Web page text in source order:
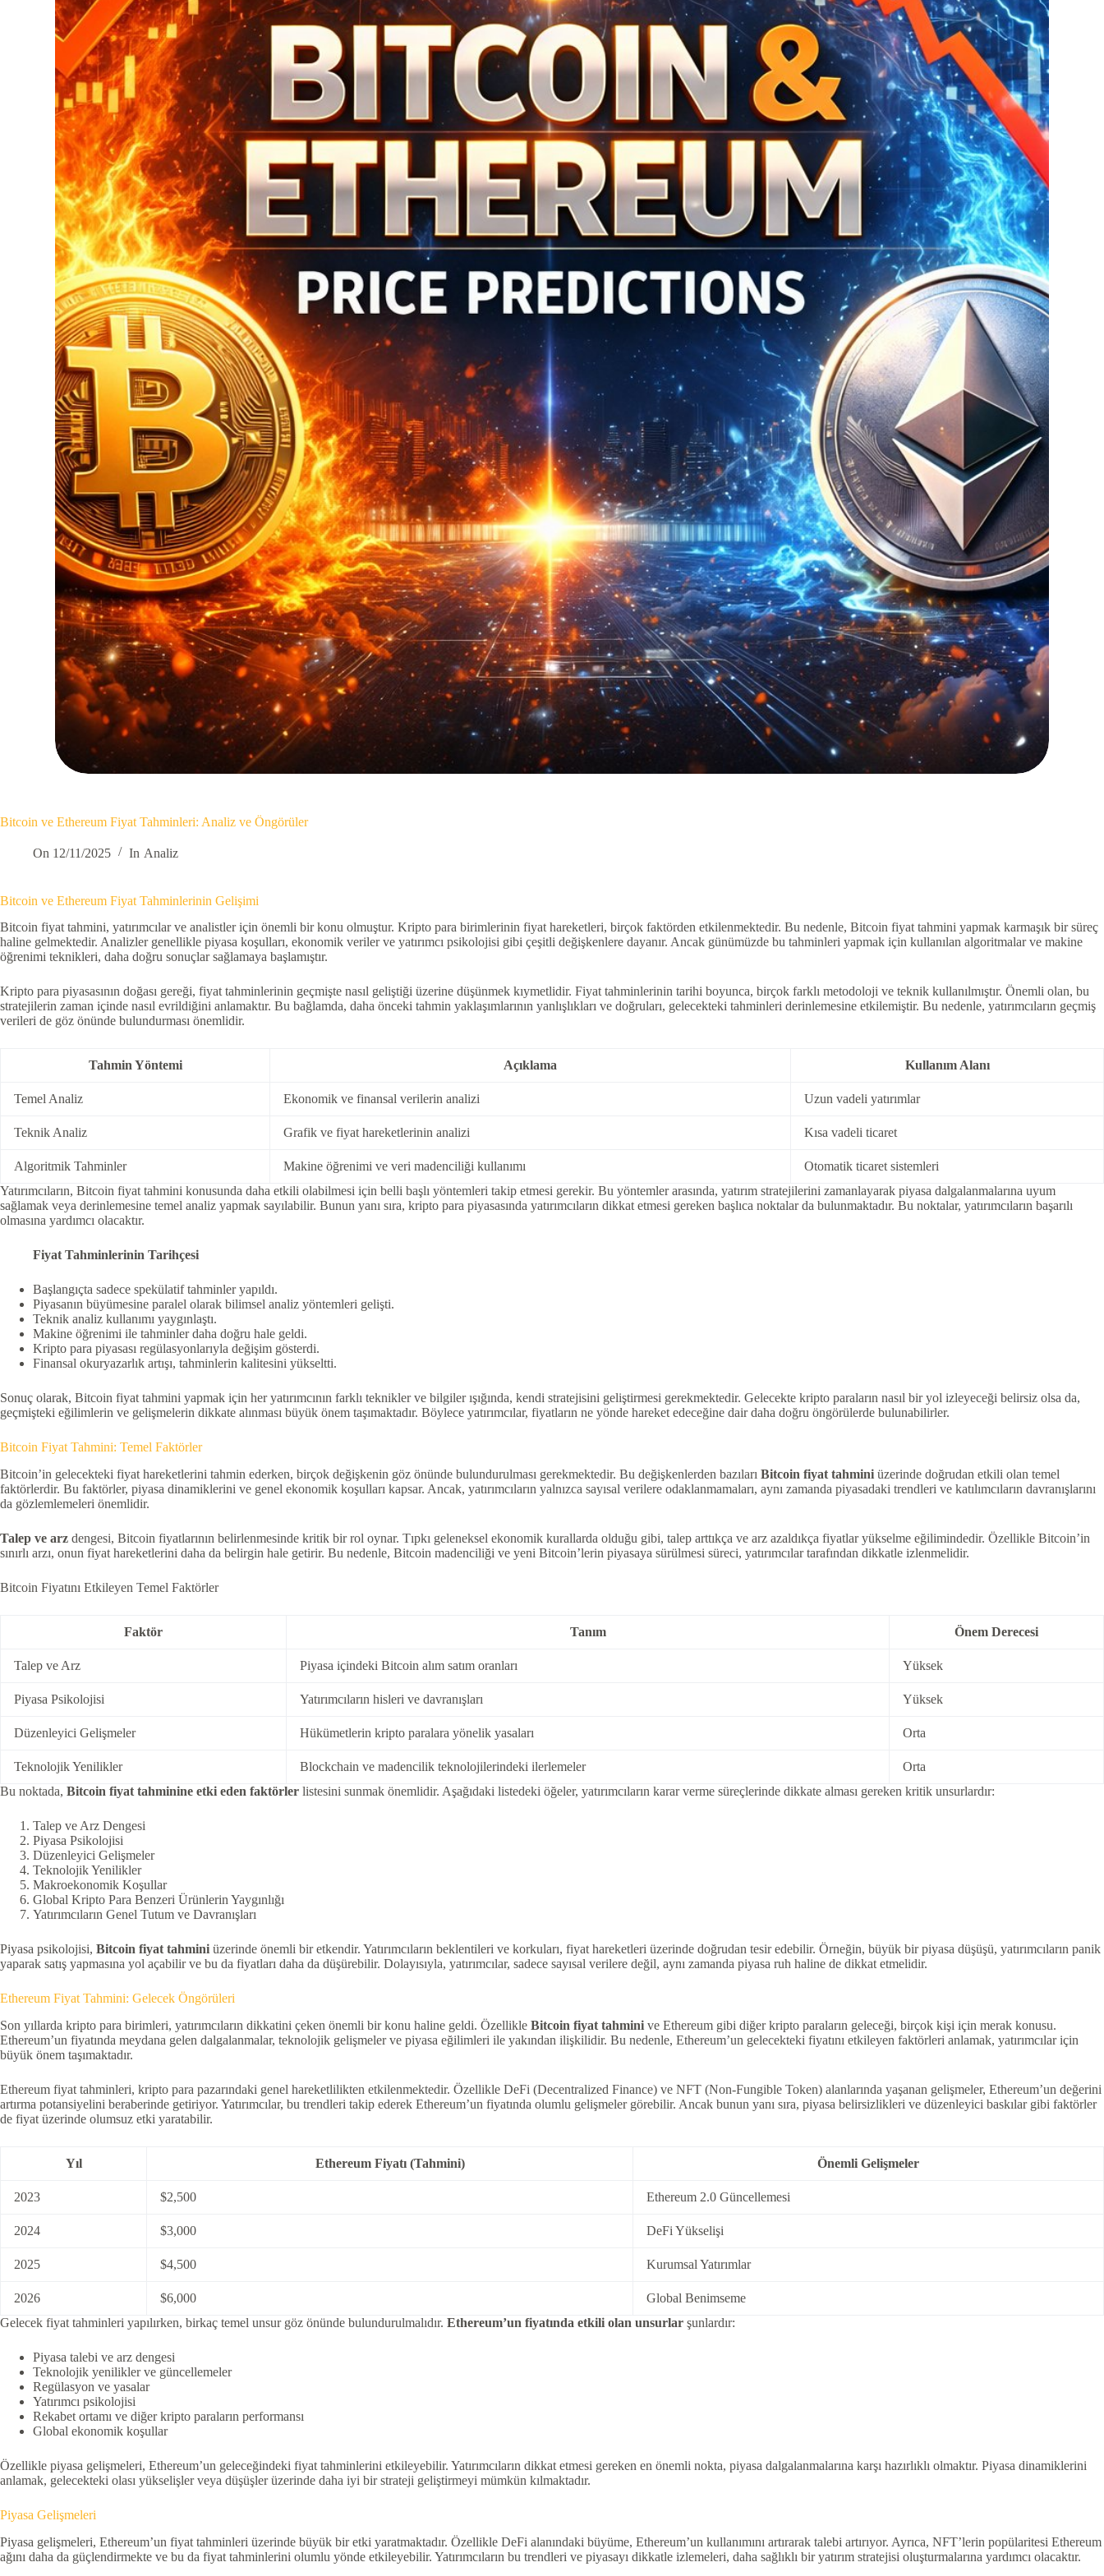
Bitcoin ve Ethereum Fiyat Tahminleri: Analiz ve Öngörüler
On 12/11/2025 In Analiz
Bitcoin ve Ethereum Fiyat Tahminlerinin Gelişimi
Bitcoin fiyat tahmini, yatırımcılar ve analistler için önemli bir konu olmuştur. Kripto para birimlerinin fiyat hareketleri, birçok faktörden etkilenmektedir. Bu nedenle, Bitcoin fiyat tahmini yapmak karmaşık bir süreç
haline gelmektedir. Analizler genellikle piyasa koşulları, ekonomik veriler ve yatırımcı psikolojisi gibi çeşitli değişkenlere dayanır. Ancak günümüzde bu tahminleri yapmak için kullanılan algoritmalar ve makine
öğrenimi teknikleri, daha doğru sonuçlar sağlamaya başlamıştır.
Kripto para piyasasının doğası gereği, fiyat tahminlerinin geçmişte nasıl geliştiği üzerine düşünmek kıymetlidir. Fiyat tahminlerinin tarihi boyunca, birçok farklı metodoloji ve teknik kullanılmıştır. Önemli olan, bu
stratejilerin zaman içinde nasıl evrildiğini anlamaktır. Bu bağlamda, daha önceki tahmin yaklaşımlarının yanlışlıkları ve doğruları, gelecekteki tahminleri derinlemesine etkilemiştir. Bu nedenle, yatırımcıların geçmiş
verileri de göz önünde bulundurması önemlidir.
Tahmin Yöntemi Açıklama Kullanım Alanı
Temel Analiz Ekonomik ve finansal verilerin analizi Uzun vadeli yatırımlar
Teknik Analiz Grafik ve fiyat hareketlerinin analizi Kısa vadeli ticaret
Algoritmik Tahminler Makine öğrenimi ve veri madenciliği kullanımı
Otomatik ticaret sistemleri
Yatırımcıların, Bitcoin fiyat tahmini konusunda daha etkili olabilmesi için belli başlı yöntemleri takip etmesi gerekir. Bu yöntemler arasında, yatırım stratejilerini zamanlayarak piyasa dalgalanmalarına uyum
sağlamak veya derinlemesine temel analiz yapmak sayılabilir. Bunun yanı sıra, kripto para piyasasında yatırımcıların dikkat etmesi gereken başlıca noktalar da bulunmaktadır. Bu noktalar, yatırımcıların başarılı
olmasına yardımcı olacaktır.
Fiyat Tahminlerinin Tarihçesi
Başlangıçta sadece spekülatif tahminler yapıldı.
Piyasanın büyümesine paralel olarak bilimsel analiz yöntemleri gelişti.
Teknik analiz kullanımı yaygınlaştı.
Makine öğrenimi ile tahminler daha doğru hale geldi.
Kripto para piyasası regülasyonlarıyla değişim gösterdi.
Finansal okuryazarlık artışı, tahminlerin kalitesini yükseltti.
Sonuç olarak, Bitcoin fiyat tahmini yapmak için her yatırımcının farklı teknikler ve bilgiler ışığında, kendi stratejisini geliştirmesi gerekmektedir. Gelecekte kripto paraların nasıl bir yol izleyeceği belirsiz olsa da,
geçmişteki eğilimlerin ve gelişmelerin dikkate alınması büyük önem taşımaktadır. Böylece yatırımcılar, fiyatların ne yönde hareket edeceğine dair daha doğru öngörülerde bulunabilirler.
Bitcoin Fiyat Tahmini: Temel Faktörler
Bitcoin’in gelecekteki fiyat hareketlerini tahmin ederken, birçok değişkenin göz önünde bulundurulması gerekmektedir. Bu değişkenlerden bazıları Bitcoin fiyat tahmini üzerinde doğrudan etkili olan temel
faktörlerdir. Bu faktörler, piyasa dinamiklerini ve genel ekonomik koşulları kapsar. Ancak, yatırımcıların yalnızca sayısal verilere odaklanmamaları, aynı zamanda piyasadaki trendleri ve katılımcıların davranışlarını
da gözlemlemeleri önemlidir.
Talep ve arz dengesi, Bitcoin fiyatlarının belirlenmesinde kritik bir rol oynar. Tıpkı geleneksel ekonomik kurallarda olduğu gibi, talep arttıkça ve arz azaldıkça fiyatlar yükselme eğilimindedir. Özellikle Bitcoin’in
sınırlı arzı, onun fiyat hareketlerini daha da belirgin hale getirir. Bu nedenle, Bitcoin madenciliği ve yeni Bitcoin’lerin piyasaya sürülmesi süreci, yatırımcılar tarafından dikkatle izlenmelidir.
Bitcoin Fiyatını Etkileyen Temel Faktörler
Faktör Tanım Önem Derecesi
Talep ve Arz Piyasa içindeki Bitcoin alım satım oranları Yüksek
Piyasa Psikolojisi Yatırımcıların hisleri ve davranışları Yüksek
Düzenleyici Gelişmeler Hükümetlerin kripto paralara yönelik yasaları Orta
Teknolojik Yenilikler Blockchain ve madencilik teknolojilerindeki ilerlemeler
Orta
Bu noktada, Bitcoin fiyat tahminine etki eden faktörler listesini sunmak önemlidir. Aşağıdaki listedeki öğeler, yatırımcıların karar verme süreçlerinde dikkate alması gereken kritik unsurlardır:
Talep ve Arz Dengesi
Piyasa Psikolojisi
Düzenleyici Gelişmeler
Teknolojik Yenilikler
Makroekonomik Koşullar
Global Kripto Para Benzeri Ürünlerin Yaygınlığı
Yatırımcıların Genel Tutum ve Davranışları
Piyasa psikolojisi, Bitcoin fiyat tahmini üzerinde önemli bir etkendir. Yatırımcıların beklentileri ve korkuları, fiyat hareketleri üzerinde doğrudan tesir edebilir. Örneğin, büyük bir piyasa düşüşü, yatırımcıların panik
yaparak satış yapmasına yol açabilir ve bu da fiyatları daha da düşürebilir. Dolayısıyla, yatırımcılar, sadece sayısal verilere değil, aynı zamanda piyasa ruh haline de dikkat etmelidir.
Ethereum Fiyat Tahmini: Gelecek Öngörüleri
Son yıllarda kripto para birimleri, yatırımcıların dikkatini çeken önemli bir konu haline geldi. Özellikle Bitcoin fiyat tahmini ve Ethereum gibi diğer kripto paraların geleceği, birçok kişi için merak konusu.
Ethereum’un fiyatında meydana gelen dalgalanmalar, teknolojik gelişmeler ve piyasa eğilimleri ile yakından ilişkilidir. Bu nedenle, Ethereum’un gelecekteki fiyatını etkileyen faktörleri anlamak, yatırımcılar için
büyük önem taşımaktadır.
Ethereum fiyat tahminleri, kripto para pazarındaki genel hareketlilikten etkilenmektedir. Özellikle DeFi (Decentralized Finance) ve NFT (Non-Fungible Token) alanlarında yaşanan gelişmeler, Ethereum’un değerini
artırma potansiyelini beraberinde getiriyor. Yatırımcılar, bu trendleri takip ederek Ethereum’un fiyatında olumlu gelişmeler görebilir. Ancak bunun yanı sıra, piyasa belirsizlikleri ve düzenleyici baskılar gibi faktörler
de fiyat üzerinde olumsuz etki yaratabilir.
Yıl Ethereum Fiyatı (Tahmini) Önemli Gelişmeler
2023 $2,500 Ethereum 2.0 Güncellemesi
2024 $3,000 DeFi Yükselişi
2025 $4,500 Kurumsal Yatırımlar
2026 $6,000
Global Benimseme
Gelecek fiyat tahminleri yapılırken, birkaç temel unsur göz önünde bulundurulmalıdır. Ethereum’un fiyatında etkili olan unsurlar şunlardır:
Piyasa talebi ve arz dengesi
Teknolojik yenilikler ve güncellemeler
Regülasyon ve yasalar
Yatırımcı psikolojisi
Rekabet ortamı ve diğer kripto paraların performansı
Global ekonomik koşullar
Özellikle piyasa gelişmeleri, Ethereum’un geleceğindeki fiyat tahminlerini etkileyebilir. Yatırımcıların dikkat etmesi gereken en önemli nokta, piyasa dalgalanmalarına karşı hazırlıklı olmaktır. Piyasa dinamiklerini
anlamak, gelecekteki olası yükselişler veya düşüşler üzerinde daha iyi bir strateji geliştirmeyi mümkün kılmaktadır.
Piyasa Gelişmeleri
Piyasa gelişmeleri, Ethereum’un fiyat tahminleri üzerinde büyük bir etki yaratmaktadır. Özellikle DeFi alanındaki büyüme, Ethereum’un kullanımını artırarak talebi artırıyor. Ayrıca, NFT’lerin popülaritesi Ethereum
ağını daha da güçlendirmekte ve bu da fiyat tahminlerini olumlu yönde etkileyebilir. Yatırımcıların bu trendleri ve piyasayı dikkatle izlemeleri, daha sağlıklı bir yatırım stratejisi oluşturmalarına yardımcı olacaktır.